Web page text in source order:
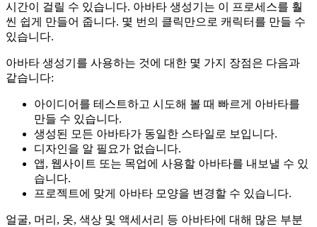
시간이 걸릴 수 있습니다. 아바타 생성기는 이 프로세스를 훨
씬 쉽게 만들어 줍니다. 몇 번의 클릭만으로 캐릭터를 만들 수
있습니다.
아바타 생성기를 사용하는 것에 대한 몇 가지 장점은 다음과
같습니다:
아이디어를 테스트하고 시도해 볼 때 빠르게 아바타를
만들 수 있습니다.
생성된 모든 아바타가 동일한 스타일로 보입니다.
디자인을 알 필요가 없습니다.
앱, 웹사이트 또는 목업에 사용할 아바타를 내보낼 수 있
습니다.
프로젝트에 맞게 아바타 모양을 변경할 수 있습니다.
얼굴, 머리, 옷, 색상 및 액세서리 등 아바타에 대해 많은 부분